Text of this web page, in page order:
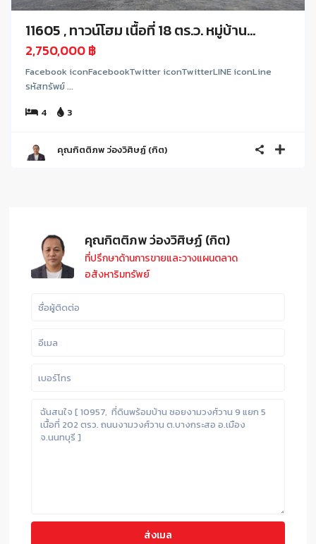
11605 , ทาวน์โฮม เนื้อที่ 18 ตร.ว. หมู่บ้าน...
2,750,000 ฿
Facebook iconFacebookTwitter iconTwitterLINE iconLine
รหัสทรัพย์ ...
4
3
คุณกิตติภพ ว่องวิศิษฏ์ (กิต)
คุณกิตติภพ ว่องวิศิษฏ์ (กิต)
ที่ปรึกษาด้านการขายและวางแผนตลาด
อสังหาริมทรัพย์